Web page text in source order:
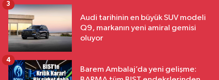
Audi tarihinin en büyük SUV modeli
Q9, markanın yeni amiral gemisi
oluyor
3
Barem Ambalaj’da yeni gelişme:
4